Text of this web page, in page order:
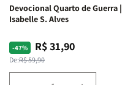
Devocional Quarto de Guerra |
Isabelle S. Alves
-47%
Preço
normal
De:R$ 59,90
Preço
promocional
R$ 31,90